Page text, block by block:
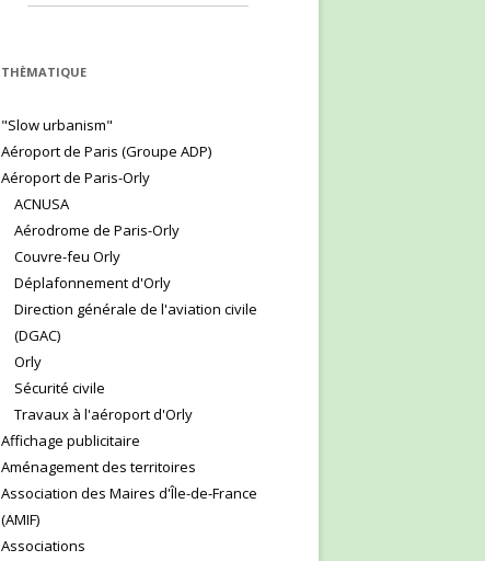
THÈMATIQUE
"Slow urbanism"
Aéroport de Paris (Groupe ADP)
Aéroport de Paris-Orly
ACNUSA
Aérodrome de Paris-Orly
Couvre-feu Orly
Déplafonnement d'Orly
Direction générale de l'aviation civile
(DGAC)
Orly
Sécurité civile
Travaux à l'aéroport d'Orly
Affichage publicitaire
Aménagement des territoires
Association des Maires d'Île-de-France
(AMIF)
Associations